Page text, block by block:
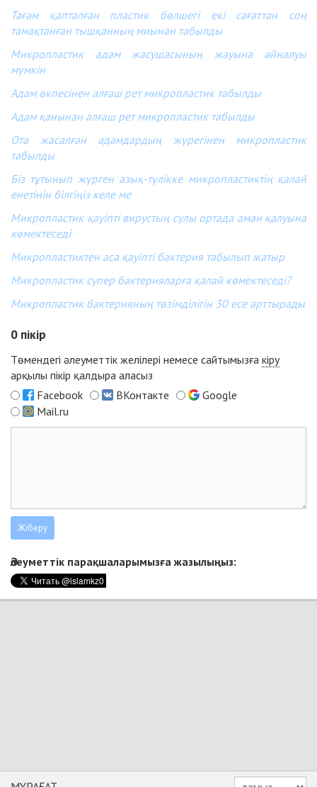
Тағам қапталған пластик бөлшегі екі сағаттан соң
тамақтанған тышқанның миынан табылды
Микропластик адам жасушасының жауына айналуы
мүмкін
Адам өкпесінен алғаш рет микропластик табылды
Адам қанынан алғаш рет микропластик табылды
Ота жасалған адамдардың жүрегінен микропластик
табылды
Біз тұтынып жүрген азық-түлікке микропластиктің қалай
енетінін білгіңіз келе ме
Микропластик қауіпті вирустың сулы ортада аман қалуына
көмектеседі
Микропластиктен аса қауіпті бактерия табылып жатыр
Микропластик супер бактерияларға қалай көмектеседі?
Микропластик бактерияның төзімділігін 30 есе арттырады
0 пікір
Төмендегі әлеуметтік желілері немесе сайтымызға кіру
арқылы пікір қалдыра аласыз
Facebook
ВКонтакте
Google
Mail.ru
Әлеуметтік парақшаларымызға жазылыңыз: